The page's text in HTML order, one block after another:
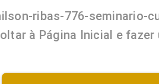
ribas-776-seminario-
à Página Inicial e fazer